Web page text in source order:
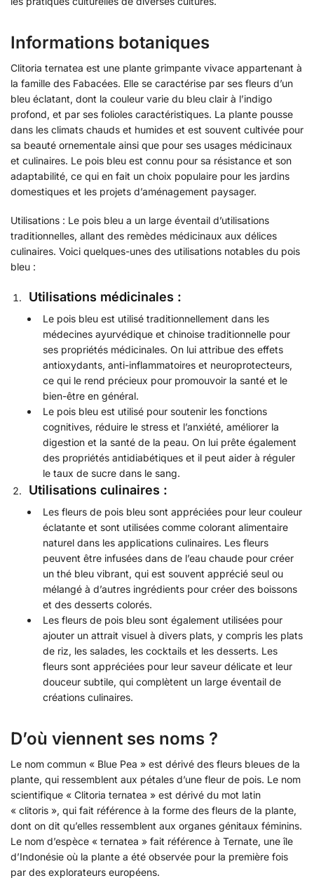
Informations botaniques
Clitoria ternatea est une plante grimpante vivace appartenant à
la famille des Fabacées. Elle se caractérise par ses fleurs d’un
bleu éclatant, dont la couleur varie du bleu clair à l’indigo
profond, et par ses folioles caractéristiques. La plante pousse
dans les climats chauds et humides et est souvent cultivée pour
sa beauté ornementale ainsi que pour ses usages médicinaux
et culinaires. Le pois bleu est connu pour sa résistance et son
adaptabilité, ce qui en fait un choix populaire pour les jardins
domestiques et les projets d’aménagement paysager.
Utilisations : Le pois bleu a un large éventail d’utilisations
traditionnelles, allant des remèdes médicinaux aux délices
culinaires. Voici quelques-unes des utilisations notables du pois
bleu :
Utilisations médicinales :
Le pois bleu est utilisé traditionnellement dans les
médecines ayurvédique et chinoise traditionnelle pour
ses propriétés médicinales. On lui attribue des effets
antioxydants, anti-inflammatoires et neuroprotecteurs,
ce qui le rend précieux pour promouvoir la santé et le
bien-être en général.
Le pois bleu est utilisé pour soutenir les fonctions
cognitives, réduire le stress et l’anxiété, améliorer la
digestion et la santé de la peau. On lui prête également
des propriétés antidiabétiques et il peut aider à réguler
le taux de sucre dans le sang.
Utilisations culinaires :
Les fleurs de pois bleu sont appréciées pour leur couleur
éclatante et sont utilisées comme colorant alimentaire
naturel dans les applications culinaires. Les fleurs
peuvent être infusées dans de l’eau chaude pour créer
un thé bleu vibrant, qui est souvent apprécié seul ou
mélangé à d’autres ingrédients pour créer des boissons
et des desserts colorés.
Les fleurs de pois bleu sont également utilisées pour
ajouter un attrait visuel à divers plats, y compris les plats
de riz, les salades, les cocktails et les desserts. Les
fleurs sont appréciées pour leur saveur délicate et leur
douceur subtile, qui complètent un large éventail de
créations culinaires.
D’où viennent ses noms ?
Le nom commun « Blue Pea » est dérivé des fleurs bleues de la
plante, qui ressemblent aux pétales d’une fleur de pois. Le nom
scientifique « Clitoria ternatea » est dérivé du mot latin
« clitoris », qui fait référence à la forme des fleurs de la plante,
dont on dit qu’elles ressemblent aux organes génitaux féminins.
Le nom d’espèce « ternatea » fait référence à Ternate, une île
d’Indonésie où la plante a été observée pour la première fois
par des explorateurs européens.